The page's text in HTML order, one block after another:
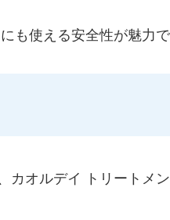
も使える安全性が魅力で
カオルデイ トリートメ